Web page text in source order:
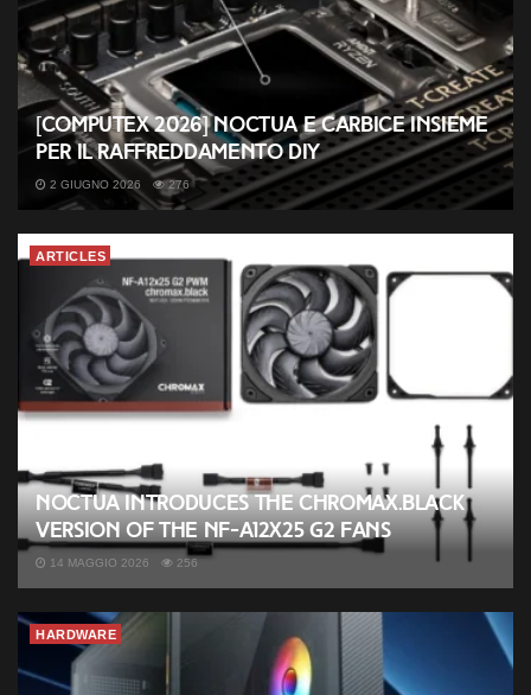
[COMPUTEX 2026] Noctua e Carbice insieme
per il raffreddamento DIY
2 GIUGNO 2026 276
ARTICLES
Noctua introduces the chromax.black
version of the NF-A12x25 G2 fans
14 MAGGIO 2026 256
HARDWARE